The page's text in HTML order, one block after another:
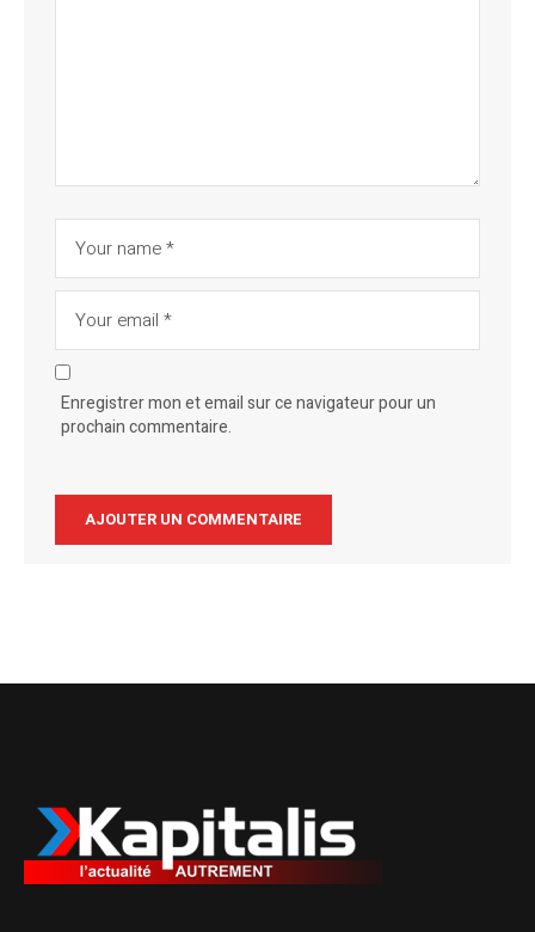
Enregistrer mon et email sur ce navigateur pour un
prochain commentaire.